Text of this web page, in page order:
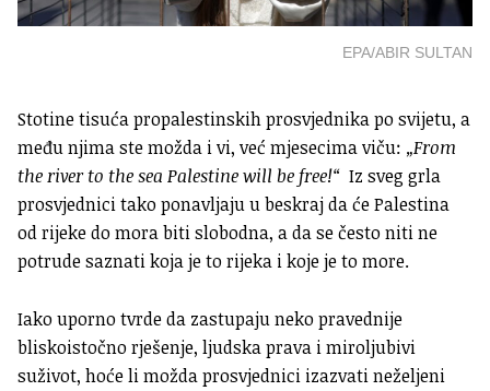
EPA/ABIR SULTAN
Stotine tisuća propalestinskih prosvjednika po svijetu, a
među njima ste možda i vi, već mjesecima viču: „From
the river to the sea Palestine will be free!“ Iz sveg grla
prosvjednici tako ponavljaju u beskraj da će Palestina
od rijeke do mora biti slobodna, a da se često niti ne
potrude saznati koja je to rijeka i koje je to more.
Iako uporno tvrde da zastupaju neko pravednije
bliskoistočno rješenje, ljudska prava i miroljubivi
suživot, hoće li možda prosvjednici izazvati neželjeni